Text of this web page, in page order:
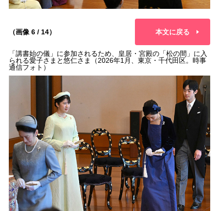
（画像 6 / 14） 本文に戻る
「講書始の儀」に参加されるため、皇居・宮殿の「松の間」に入
られる愛子さまと悠仁さま（2026年1月、東京・千代田区。時事
通信フォト）